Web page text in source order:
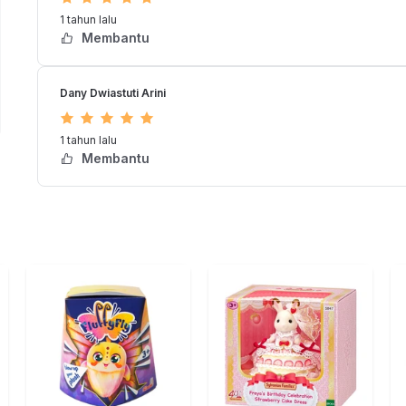
OFG234
1 tahun lalu
Membantu
Dany Dwiastuti Arini
1 tahun lalu
Membantu